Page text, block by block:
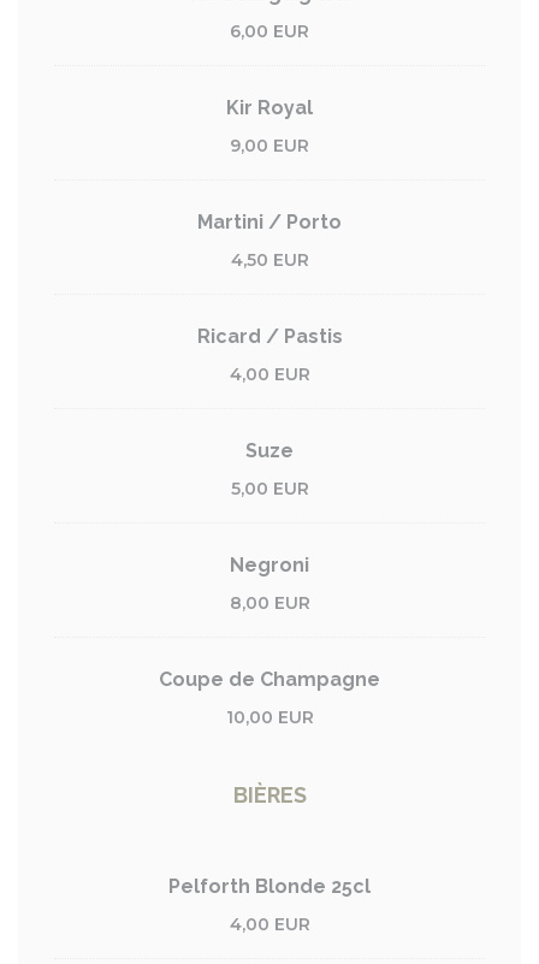
6,00 EUR
Kir Royal
9,00 EUR
Martini / Porto
4,50 EUR
Ricard / Pastis
4,00 EUR
Suze
5,00 EUR
Negroni
8,00 EUR
Coupe de Champagne
10,00 EUR
BIÈRES
Pelforth Blonde 25cl
4,00 EUR